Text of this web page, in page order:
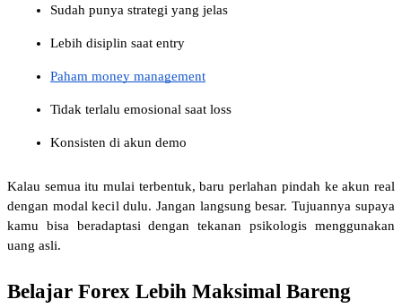
Sudah punya strategi yang jelas
Lebih disiplin saat entry
Paham money management
Tidak terlalu emosional saat loss
Konsisten di akun demo
Kalau semua itu mulai terbentuk, baru perlahan pindah ke akun real
dengan modal kecil dulu. Jangan langsung besar. Tujuannya supaya
kamu bisa beradaptasi dengan tekanan psikologis menggunakan
uang asli.
Belajar Forex Lebih Maksimal Bareng